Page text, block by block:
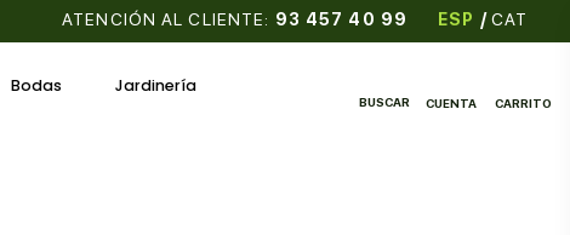
ATENCIÓN AL CLIENTE: 93 457 40 99 ESP / CAT
Bodas Jardinería
CARRITO
CUENTA
BUSCAR